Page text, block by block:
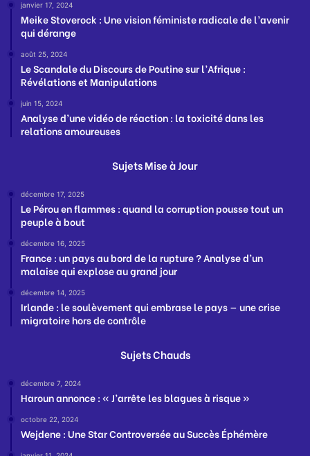
janvier 17, 2024
Meike Stoverock : Une vision féministe radicale de l’avenir
qui dérange
août 25, 2024
Le Scandale du Discours de Poutine sur l’Afrique :
Révélations et Manipulations
juin 15, 2024
Analyse d’une vidéo de réaction : la toxicité dans les
relations amoureuses
Sujets Mise à Jour
décembre 17, 2025
Le Pérou en flammes : quand la corruption pousse tout un
peuple à bout
décembre 16, 2025
France : un pays au bord de la rupture ? Analyse d’un
malaise qui explose au grand jour
décembre 14, 2025
Irlande : le soulèvement qui embrase le pays — une crise
migratoire hors de contrôle
Sujets Chauds
décembre 7, 2024
Haroun annonce : « J’arrête les blagues à risque »
octobre 22, 2024
Wejdene : Une Star Controversée au Succès Éphémère